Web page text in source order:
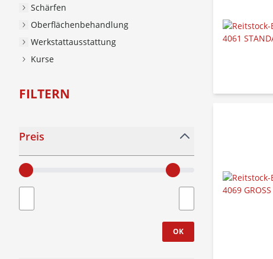
Schärfen
Oberflächenbehandlung
Werkstattausstattung
Kurse
FILTERN
Preis
OK